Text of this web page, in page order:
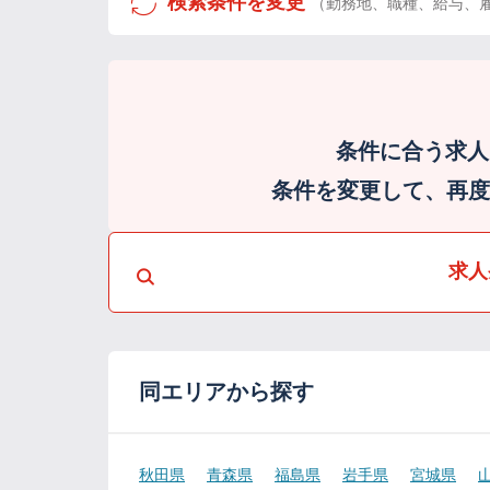
条件に合う求
条件を変更して、再
求
同エリアから探す
秋田県 青森県 福島県 岩手県 宮城県